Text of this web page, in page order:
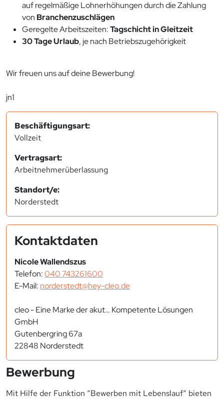
auf regelmäßige Lohnerhöhungen durch die Zahlung
von Branchenzuschlägen
Geregelte Arbeitszeiten:Tagschicht in Gleitzeit
30 Tage Urlaub, je nach Betriebszugehörigkeit
Wir freuen uns auf deine Bewerbung!
jn1
Beschäftigungsart:
Vollzeit
Vertragsart:
Arbeitnehmerüberlassung
Standort/e:
Norderstedt
Kontaktdaten
Nicole Wallendszus
Telefon:040 743261600
E-Mail: norderstedt@hey-cleo.de
cleo - Eine Marke der akut… Kompetente Lösungen
GmbH
Gutenbergring 67a
22848 Norderstedt
Bewerbung
Mit Hilfe der Funktion “Bewerben mit Lebenslauf“ bieten